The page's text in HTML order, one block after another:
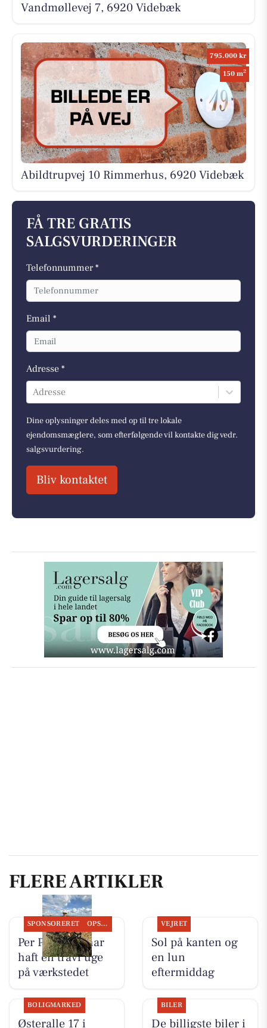
Vandmøllevej 7, 6920 Videbæk
795.000 kr
150 m2
Abildtrupvej 10 Rimmerhus, 6920 Videbæk
FÅ TRE GRATIS
SALGSVURDERINGER
Telefonnummer *
Email *
Adresse *
Adresse
Dine oplysninger deles med op til tre lokale
ejendomsmæglere, som efterfølgende vil kontakte dig vedr.
salgsvurdering.
Bliv kontaktet
FLERE ARTIKLER
SPONSORERET OPSLAGSTAVLEN
Per P. Cykler har
haft en travl uge
på værkstedet
VEJRET
Sol på kanten og
en lun
eftermiddag
BOLIGMARKED
Østeralle 17 i
BILER
De billigste biler i